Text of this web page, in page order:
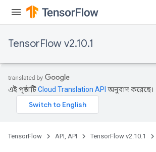
TensorFlow v2.10.1
এই পৃষ্ঠাটিCloud Translation API অনুবাদ করেছে।
TensorFlow API, API TensorFlow v2.10.1